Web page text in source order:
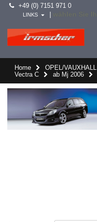
+49 (0) 7151 971 0
LINKS
Home OPEL/VAUXHALL
Vectra C
ab Mj 2006